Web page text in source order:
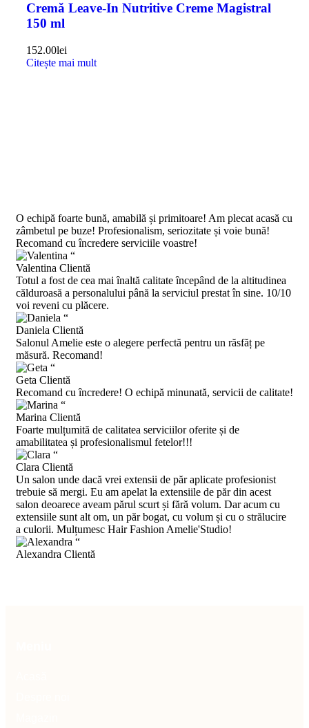
Cremă Leave-In Nutritive Creme Magistral
150 ml
152.00lei
Citește mai mult
O echipă foarte bună, amabilă și primitoare! Am plecat acasă cu
zâmbetul pe buze! Profesionalism, seriozitate și voie bună!
Recomand cu încredere serviciile voastre!
“
Valentina Clientă
Totul a fost de cea mai înaltă calitate începând de la altitudinea
călduroasă a personalului până la serviciul prestat în sine. 10/10
voi reveni cu plăcere.
“
Daniela Clientă
Salonul Amelie este o alegere perfectă pentru un răsfăț pe
măsură. Recomand!
“
Geta Clientă
Recomand cu încredere! O echipă minunată, servicii de calitate!
“
Marina Clientă
Foarte mulțumită de calitatea serviciilor oferite și de
amabilitatea și profesionalismul fetelor!!!
“
Clara Clientă
Un salon unde dacă vrei extensii de păr aplicate profesionist
trebuie să mergi. Eu am apelat la extensiile de păr din acest
salon deoarece aveam părul scurt și fără volum. Dar acum cu
extensiile sunt alt om, un păr bogat, cu volum și cu o strălucire
a culorii. Mulțumesc Hair Fashion Amelie'Studio!
“
Alexandra Clientă